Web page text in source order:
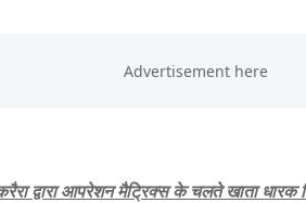
द्वारा आपरेशन मैट्रिक्स के चलते खाता धारक